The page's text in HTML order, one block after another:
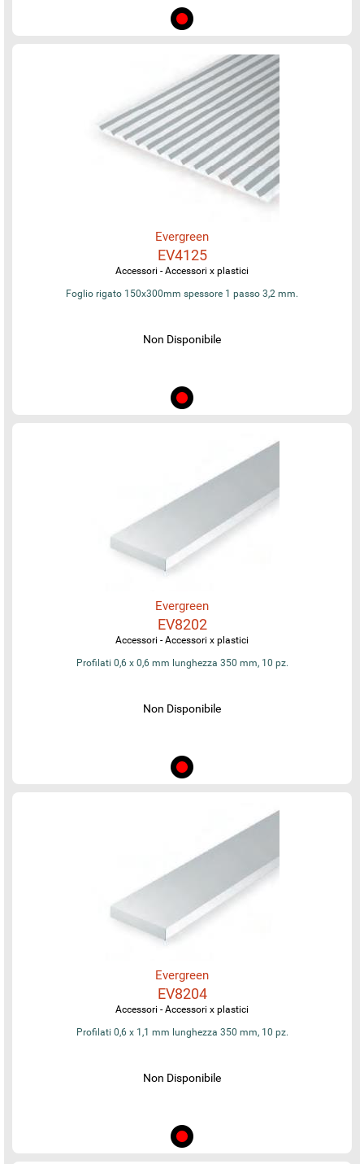
Evergreen
EV4125
Accessori - Accessori x plastici
Foglio rigato 150x300mm spessore 1 passo 3,2 mm.
Non Disponibile
Evergreen
EV8202
Accessori - Accessori x plastici
Profilati 0,6 x 0,6 mm lunghezza 350 mm, 10 pz.
Non Disponibile
Evergreen
EV8204
Accessori - Accessori x plastici
Profilati 0,6 x 1,1 mm lunghezza 350 mm, 10 pz.
Non Disponibile